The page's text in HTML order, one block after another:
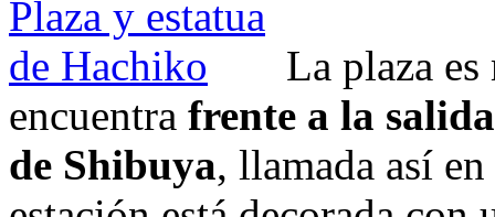
La plaza
encuentra frente a la
de Shibuya, llamada así